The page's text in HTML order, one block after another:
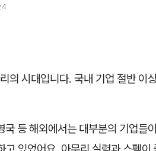
의 시대입니다. 국내 기업 절반 이
국 등 해외에서는 대부분의 기업들